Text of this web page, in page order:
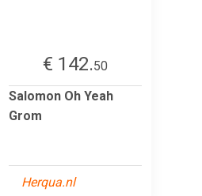
€ 142.50
Salomon Oh Yeah
Grom
Herqua.nl